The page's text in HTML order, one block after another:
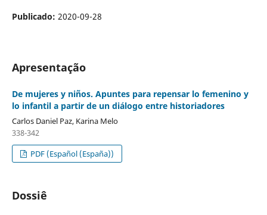
Publicado: 2020-09-28
Apresentação
De mujeres y niños. Apuntes para repensar lo femenino y
lo infantil a partir de un diálogo entre historiadores
Carlos Daniel Paz, Karina Melo
338-342
PDF (Español (España))
Dossiê